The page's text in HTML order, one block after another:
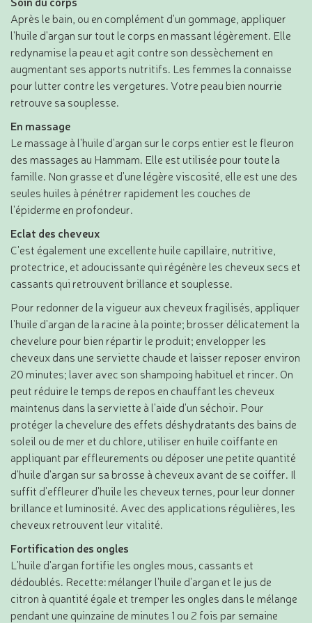
Après le bain, ou en complément d'un gommage, appliquer
l'huile d'argan sur tout le corps en massant légèrement. Elle
redynamise la peau et agit contre son dessèchement en
augmentant ses apports nutritifs. Les femmes la connaisse
pour lutter contre les vergetures. Votre peau bien nourrie
retrouve sa souplesse.
En massage
Le massage à l'huile d'argan sur le corps entier est le fleuron
des massages au Hammam. Elle est utilisée pour toute la
famille. Non grasse et d'une légère viscosité, elle est une des
seules huiles à pénétrer rapidement les couches de
l'épiderme en profondeur.
Eclat des cheveux
C'est également une excellente huile capillaire, nutritive,
protectrice, et adoucissante qui régénère les cheveux secs et
cassants qui retrouvent brillance et souplesse.
Pour redonner de la vigueur aux cheveux fragilisés, appliquer
l'huile d'argan de la racine à la pointe; brosser délicatement la
chevelure pour bien répartir le produit; envelopper les
cheveux dans une serviette chaude et laisser reposer environ
20 minutes; laver avec son shampoing habituel et rincer. On
peut réduire le temps de repos en chauffant les cheveux
maintenus dans la serviette à l'aide d'un séchoir. Pour
protéger la chevelure des effets déshydratants des bains de
soleil ou de mer et du chlore, utiliser en huile coiffante en
appliquant par effleurements ou déposer une petite quantité
d'huile d'argan sur sa brosse à cheveux avant de se coiffer. Il
suffit d'effleurer d'huile les cheveux ternes, pour leur donner
brillance et luminosité. Avec des applications régulières, les
cheveux retrouvent leur vitalité.
Fortification des ongles
L'huile d'argan fortifie les ongles mous, cassants et
dédoublés. Recette: mélanger l'huile d'argan et le jus de
citron à quantité égale et tremper les ongles dans le mélange
pendant une quinzaine de minutes 1 ou 2 fois par semaine